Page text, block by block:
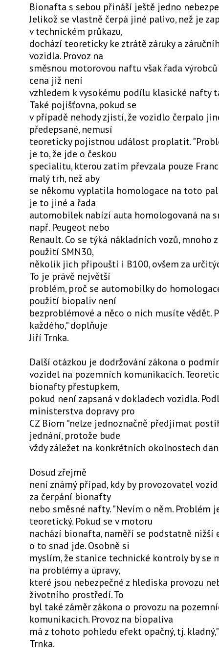
Bionafta s sebou přináší ještě jedno
Jelikož se vlastně čerpá jiné palivo, než je
v technickém průkazu,
dochází teoreticky ke ztrátě záruky a
vozidla. Provoz na
směsnou motorovou naftu však řada
cena již není
vzhledem k vysokému podílu klasické nafty
Také pojišťovna, pokud se
v případě nehody zjistí, že vozidlo čerpalo
předepsané, nemusí
teoreticky pojistnou událost proplatit.
je to, že jde o českou
specialitu, kterou zatím převzala pouze
malý trh, než aby
se někomu vyplatila homologace na toto
je to jiné a řada
automobilek nabízí auta homologovaná na
např. Peugeot nebo
Renault. Co se týká nákladních vozů, mnoho
použití SMN30,
několik jich připouští i B100, ovšem za
To je právě největší
problém, proč se automobilky do
použití biopaliv není
bezproblémové a něco o nich musíte vědět.
každého," doplňuje
Jiří Trnka.
Další otázkou je dodržování zákona o
vozidel na pozemních komunikacích.
bionafty přestupkem,
pokud není zapsaná v dokladech vozidla.
ministerstva dopravy pro
CZ Biom "nelze jednoznačně předjímat
jednání, protože bude
vždy záležet na konkrétních okolnostech
Dosud zřejmě
není známý případ, kdy by provozovatel
za čerpání bionafty
nebo směsné nafty. "Nevím o něm. Problém
teoretický. Pokud se v motoru
nachází bionafta, naměří se podstatně nižší
o to snad jde. Osobně si
myslím, že stanice technické kontroly by se
na problémy a úpravy,
které jsou nebezpečné z hlediska provozu
životního prostředí. To
byl také záměr zákona o provozu na
komunikacích. Provoz na biopaliva
má z tohoto pohledu efekt opačný, tj.
Trnka.